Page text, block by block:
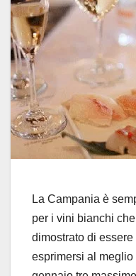
La Campania è
per i vini bianchi
dimostrato di
esprimersi al